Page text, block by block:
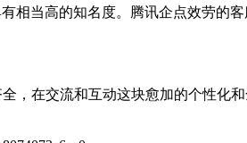
当高的知名度。腾讯企点效劳的
在交流和互动这块愈加的个性化